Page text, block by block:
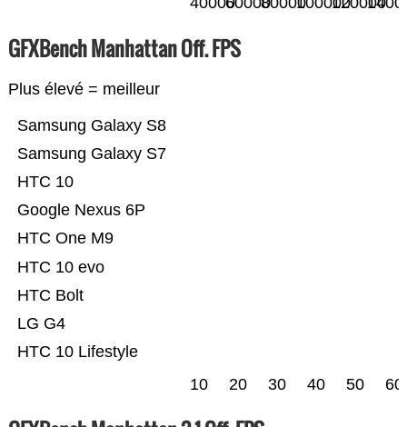
GFXBench Manhattan Off. FPS
Plus élevé = meilleur
HTC 10 Lifestyle
LG G4
HTC Bolt
HTC 10 evo
HTC One M9
Google Nexus 6P
HTC 10
Samsung Galaxy S7
Samsung Galaxy S8
10 20 30 40 50 60